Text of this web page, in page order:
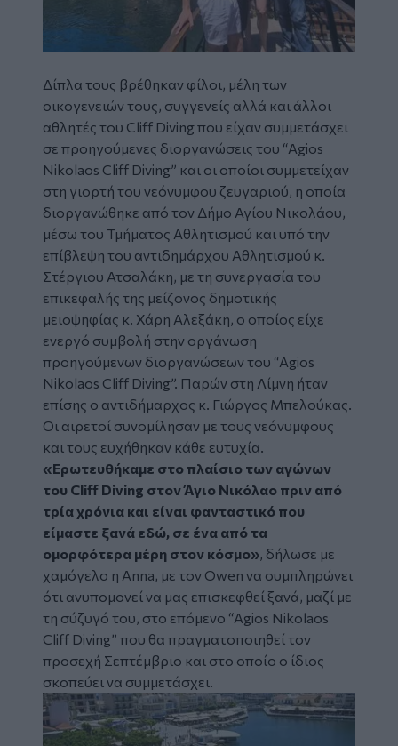
Δίπλα τους βρέθηκαν φίλοι, μέλη των
οικογενειών τους, συγγενείς αλλά και άλλοι
αθλητές του Cliff Diving που είχαν συμμετάσχει
σε προηγούμενες διοργανώσεις του “Agios
Nikolaos Cliff Diving” και οι οποίοι συμμετείχαν
στη γιορτή του νεόνυμφου ζευγαριού, η οποία
διοργανώθηκε από τον Δήμο Αγίου Νικολάου,
μέσω του Τμήματος Αθλητισμού και υπό την
επίβλεψη του αντιδημάρχου Αθλητισμού κ.
Στέργιου Ατσαλάκη, με τη συνεργασία του
επικεφαλής της μείζονος δημοτικής
μειοψηφίας κ. Χάρη Αλεξάκη, ο οποίος είχε
ενεργό συμβολή στην οργάνωση
προηγούμενων διοργανώσεων του “Agios
Nikolaos Cliff Diving”. Παρών στη Λίμνη ήταν
επίσης ο αντιδήμαρχος κ. Γιώργος Μπελούκας.
Οι αιρετοί συνομίλησαν με τους νεόνυμφους
και τους ευχήθηκαν κάθε ευτυχία.
«Ερωτευθήκαμε στο πλαίσιο των αγώνων
του Cliff Diving στον Άγιο Νικόλαο πριν από
τρία χρόνια και είναι φανταστικό που
είμαστε ξανά εδώ, σε ένα από τα
ομορφότερα μέρη στον κόσμο», δήλωσε με
χαμόγελο η Anna, με τον Owen να συμπληρώνει
ότι ανυπομονεί να μας επισκεφθεί ξανά, μαζί με
τη σύζυγό του, στο επόμενο “Agios Nikolaos
Cliff Diving” που θα πραγματοποιηθεί τον
προσεχή Σεπτέμβριο και στο οποίο ο ίδιος
σκοπεύει να συμμετάσχει.
Image